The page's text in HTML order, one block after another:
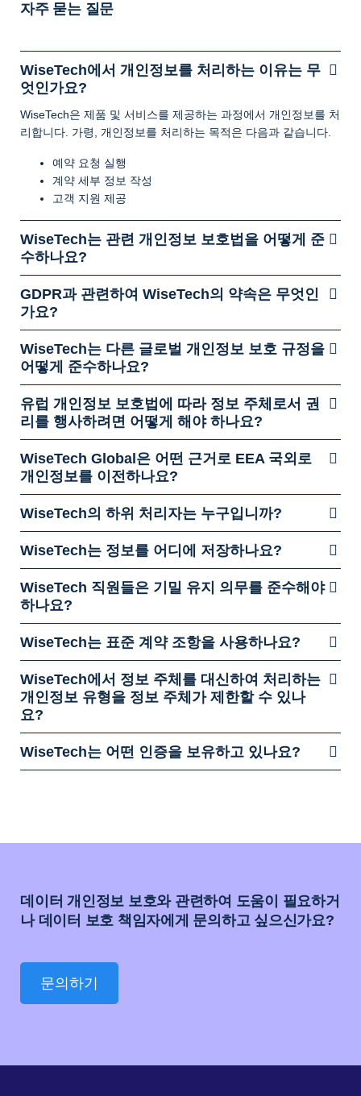
자주 묻는 질문
WiseTech에서 개인정보를 처리하는 이유는 무
엇인가요?
WiseTech은 제품 및 서비스를 제공하는 과정에서 개인정보를 처
리합니다. 가령, 개인정보를 처리하는 목적은 다음과 같습니다.
예약 요청 실행
계약 세부 정보 작성
고객 지원 제공
WiseTech는 관련 개인정보 보호법을 어떻게 준
수하나요?
GDPR과 관련하여 WiseTech의 약속은 무엇인
가요?
WiseTech는 다른 글로벌 개인정보 보호 규정을
어떻게 준수하나요?
유럽 개인정보 보호법에 따라 정보 주체로서 권
리를 행사하려면 어떻게 해야 하나요?
WiseTech Global은 어떤 근거로 EEA 국외로
개인정보를 이전하나요?
WiseTech의 하위 처리자는 누구입니까?
WiseTech는 정보를 어디에 저장하나요?
WiseTech 직원들은 기밀 유지 의무를 준수해야
하나요?
WiseTech는 표준 계약 조항을 사용하나요?
WiseTech에서 정보 주체를 대신하여 처리하는
개인정보 유형을 정보 주체가 제한할 수 있나
요?
WiseTech는 어떤 인증을 보유하고 있나요?
데이터 개인정보 보호와 관련하여 도움이 필요하거
나 데이터 보호 책임자에게 문의하고 싶으신가요?
문의하기